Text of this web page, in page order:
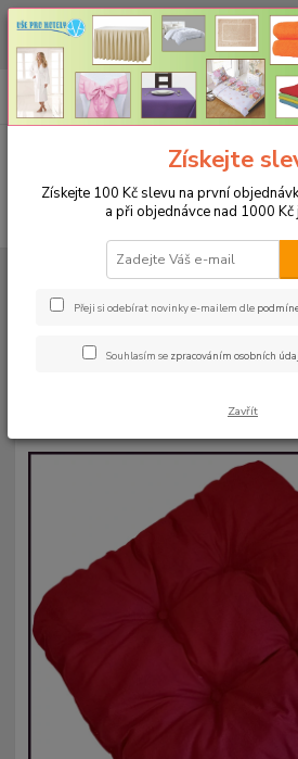
CHCETE NAKOUPIT VĚTŠÍ MNOŽSTVÍ
CENU? Klikněte
CZK
+420 773 794 023
Pondělí-pátek 9-16 hodin
PRO KUCHYNĚ
Prošívaný sedák
červený
Získejte
Získejte 100 Kč slevu na první
a při objednávce nad 1000 Kč
Přeji si odebírat novinky e-mailem dle
Souhlasím se zpracováním osobních
Zavřít